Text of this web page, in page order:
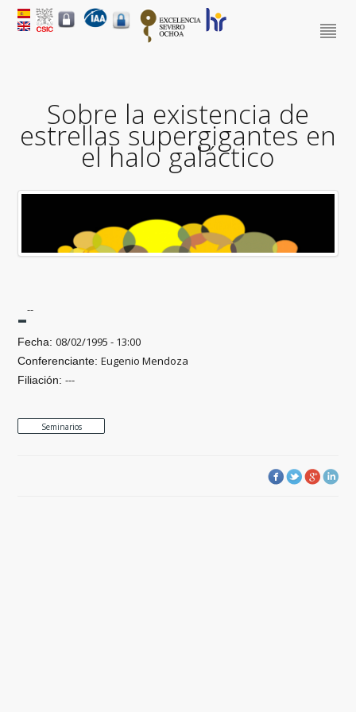
Sobre la existencia de
estrellas supergigantes en
el halo galáctico
---
Fecha:08/02/1995 - 13:00
Conferenciante:Eugenio Mendoza
Filiación:---
Seminarios